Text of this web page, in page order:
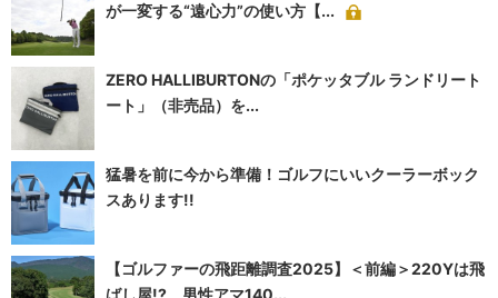
が一変する“遠心力”の使い方【...
ZERO HALLIBURTONの「ポケッタブル ランドリート
ート」（非売品）を...
猛暑を前に今から準備！ゴルフにいいクーラーボック
スあります!!
【ゴルファーの飛距離調査2025】＜前編＞220Yは飛
ばし屋!? 男性アマ140...